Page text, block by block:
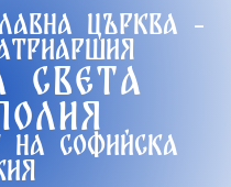
църква -
света
на софийска